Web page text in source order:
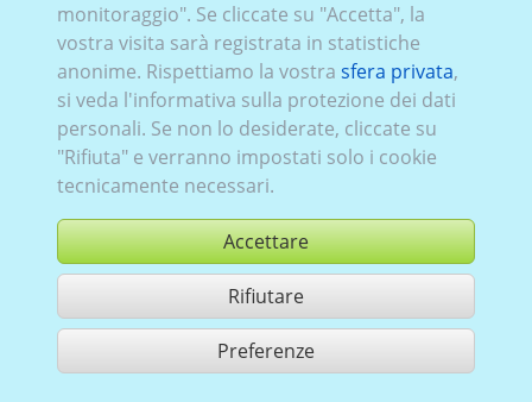
comprare
condividi 1 risultati di ricerca
monitoraggio". Se cliccate su "Accetta", la
vostra visita sarà registrata in statistiche
anonime. Rispettiamo la vostra sfera privata,
si veda l'informativa sulla protezione dei dati
personali. Se non lo desiderate, cliccate su
"Rifiuta" e verranno impostati solo i cookie
tecnicamente necessari.
Accettare
Rifiutare
Preferenze